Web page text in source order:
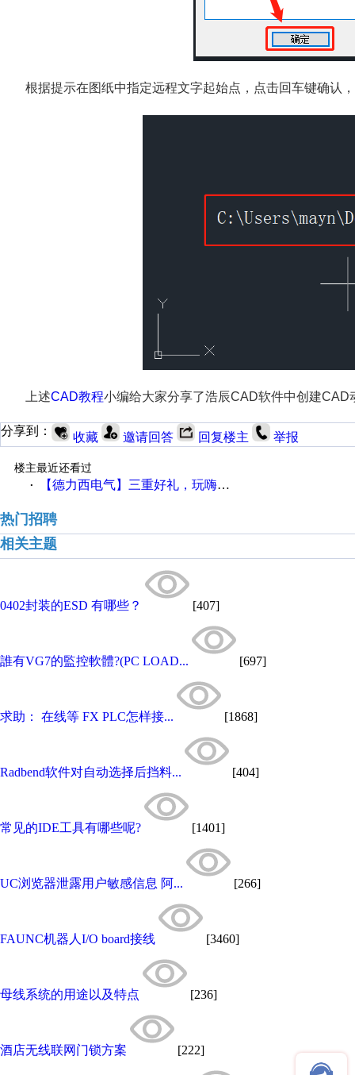
根据提示在图纸中指定远程文字起始点，点击回车键确认
上述CAD教程小编给大家分享了浩辰CAD软件中创建
分享到： 收藏 邀请回答 回复楼主 举报
楼主最近还看过
·
【德力西电气】三重好礼，玩嗨夏日！
热门招聘
相关主题
0402封装的ESD 有哪些？ [407]
誰有VG7的監控軟體?(PC LOAD... [697]
求助： 在线等 FX PLC怎样接... [1868]
Radbend软件对自动选择后挡料... [404]
常见的IDE工具有哪些呢? [1401]
UC浏览器泄露用户敏感信息 阿... [266]
FAUNC机器人I/O board接线 [3460]
母线系统的用途以及特点 [236]
酒店无线联网门锁方案 [222]